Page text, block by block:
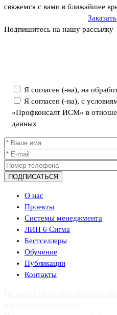
свяжемся с вами в ближайшее
Подпишитесь на нашу рассылку
Я согласен (-на), на
Я согласен (-на), с
«Профконсалт ИСМ» в
данных
О нас
Проекты
Системы менеджмента
ЛИН 6 Сигма
Бестселлеры
Обучение
Публикации
Контакты